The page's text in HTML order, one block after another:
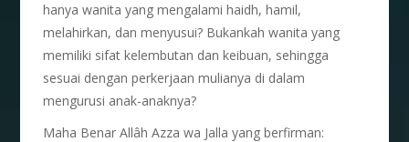
hanya wanita yang mengalami haidh, hamil,
melahirkan, dan menyusui? Bukankah wanita yang
memiliki sifat kelembutan dan keibuan, sehingga
sesuai dengan perkerjaan mulianya di dalam
mengurusi anak-anaknya?
Maha Benar Allâh Azza wa Jalla yang berfirman: